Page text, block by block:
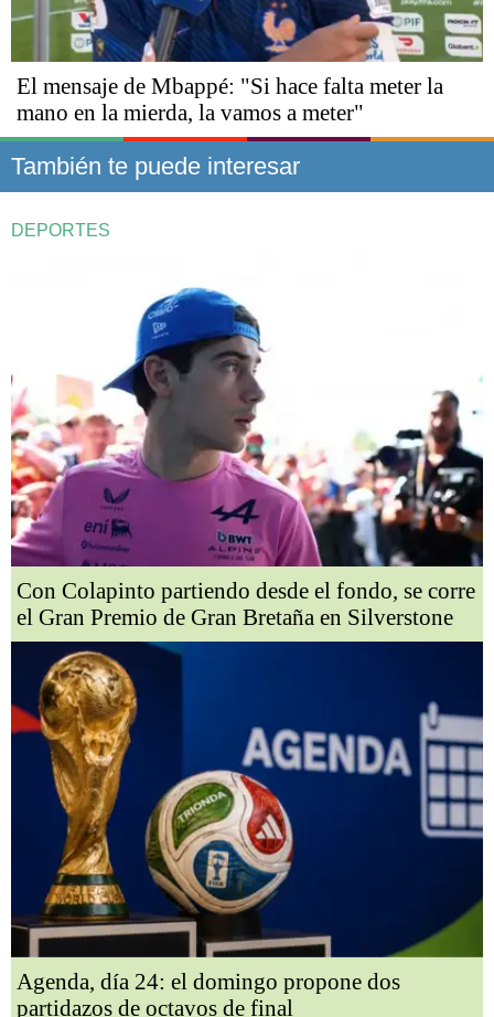
El mensaje de Mbappé: "Si hace falta meter la
mano en la mierda, la vamos a meter"
También te puede interesar
DEPORTES
Con Colapinto partiendo desde el fondo, se corre
el Gran Premio de Gran Bretaña en Silverstone
Agenda, día 24: el domingo propone dos
partidazos de octavos de final